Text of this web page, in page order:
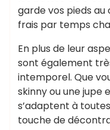
garde vos pieds
frais par temps
En plus de leur
sont également
intemporel. Que
skinny ou une jupe
s’adaptent à
touche de